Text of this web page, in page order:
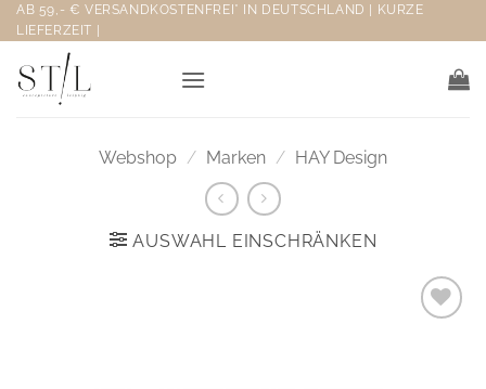
Zum
Inhalt
springen
AB 59,- € VERSANDKOSTENFREI* IN DEUTSCHLAND | KURZE
LIEFERZEIT |
Webshop / Marken / HAY Design
AUSWAHL EINSCHRÄNKEN